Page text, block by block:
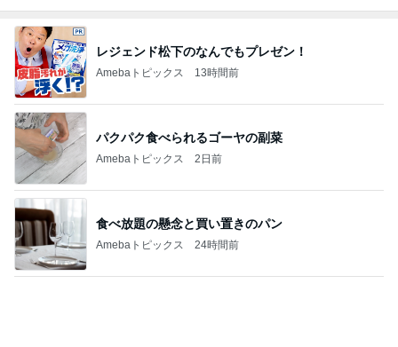
パクパク食べられるゴーヤの副菜
Amebaトピックス 2日前
食べ放題の懸念と買い置きのパン
Amebaトピックス 24時間前